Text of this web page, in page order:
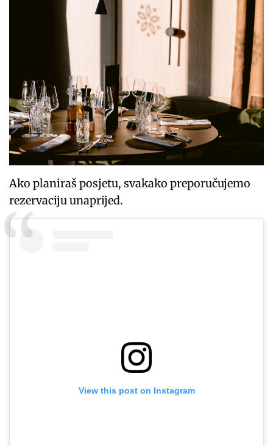
Ako planiraš posjetu, svakako preporučujemo
rezervaciju unaprijed.
View this post on Instagram